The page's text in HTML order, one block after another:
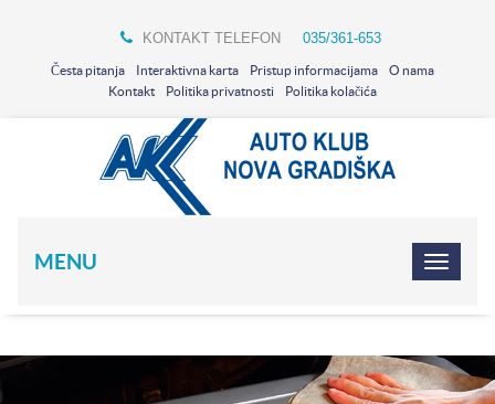
KONTAKT TELEFON 035/361-653
Česta pitanja Interaktivna karta Pristup informacijama
O nama
Kontakt
Politika privatnosti Politika kolačića
MENU